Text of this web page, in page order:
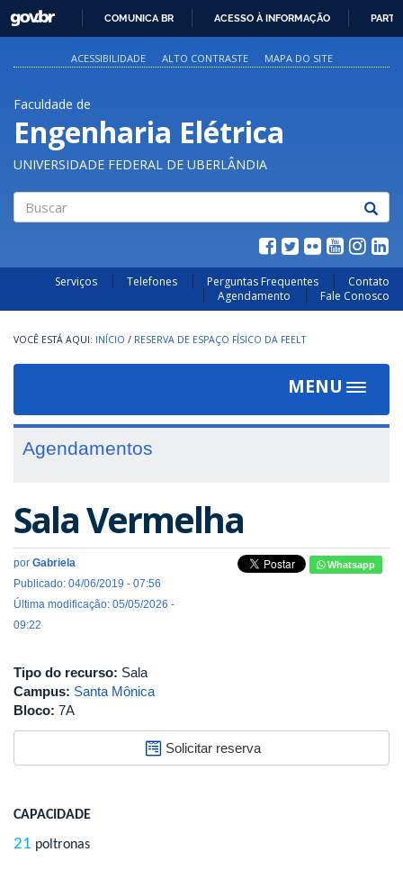
PARA
O
GOVBR
COMUNICA BR ACESSO À INFORMAÇÃO
ACESSIBILIDADE ALTO CONTRASTE MAPA DO SITE
Faculdade de
Engenharia Elétrica
UNIVERSIDADE FEDERAL DE UBERLÂNDIA
Serviços Telefones Perguntas Frequentes
Contato
Agendamento
Fale Conosco
INÍCIO / RESERVA DE ESPAÇO FÍSICO DA FEELT
MENU
Toggle
Agendamentos
Sala Vermelha
por Gabriela
Publicado: 04/06/2019 - 07:56
Última modificação: 05/05/2026 -
09:22
Whatsapp
Tipo do recurso: Sala
Campus: Santa Mônica
Bloco: 7A
Solicitar reserva
CAPACIDADE
21 poltronas